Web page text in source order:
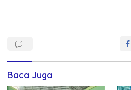
Baca Juga